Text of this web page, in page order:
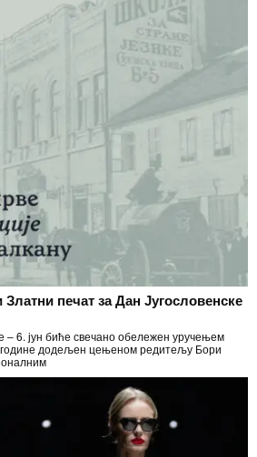
печат за Дан Југословенске
– 6. јун биће свечано обележен уручењем
године додељен цењеном редитељу Бори